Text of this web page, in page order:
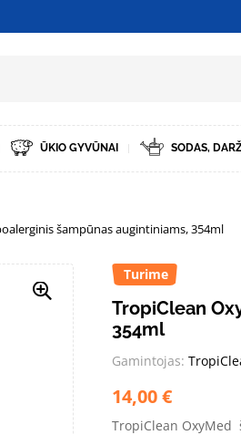
ŪKIO GYVŪNAI SODAS,
šampūnas augintiniams, 354ml
Turime
TropiClean
354ml
Gamintojas:
14,00€
TropiClean